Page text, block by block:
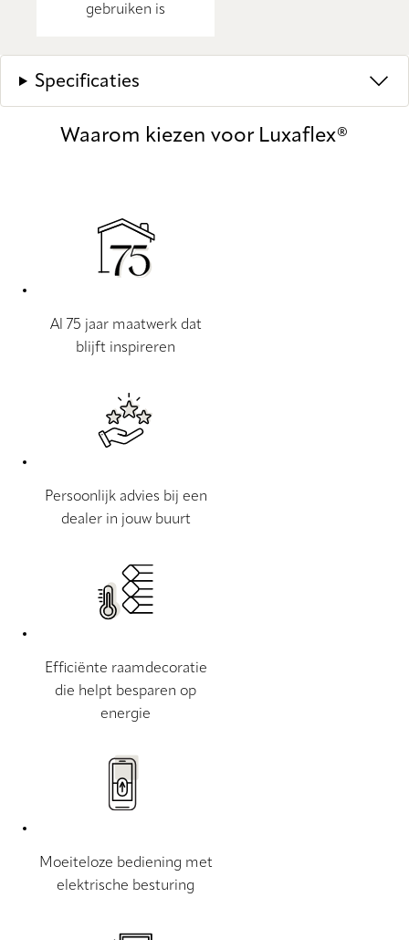
gebruiken is
Specificaties
Waarom kiezen voor Luxaflex®
Al 75 jaar maatwerk dat
blijft inspireren
Persoonlijk advies bij een
dealer in jouw buurt
Efficiënte raamdecoratie
die helpt besparen op
energie
Moeiteloze bediening met
elektrische besturing